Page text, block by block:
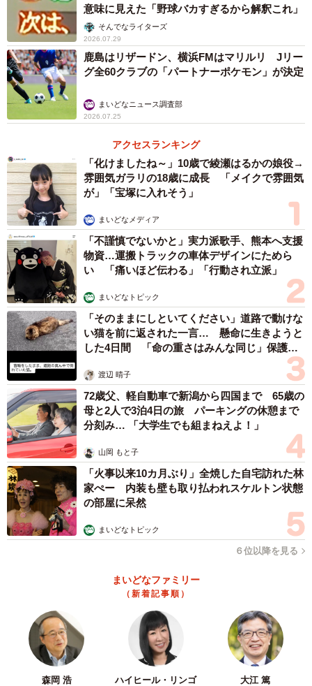
意味に見えた「野球バカすぎるから解釈これ」
そんでなライターズ
2026.07.29
鹿島はリザードン、横浜FMはマリルリ Jリー
グ全60クラブの「パートナーポケモン」が決定
まいどなニュース調査部
2026.07.25
アクセスランキング
「化けましたね～」10歳で綾瀬はるかの娘役→
雰囲気ガラリの18歳に成長 「メイクで雰囲気
が」「宝塚に入れそう」
まいどなメディア
「不謹慎でないかと」実力派歌手、熊本へ支援
物資…運搬トラックの車体デザインにためら
い 「痛いほど伝わる」「行動され立派」
まいどなトピック
「そのままにしといてください」道路で動けな
い猫を前に返された一言… 懸命に生きようと
した4日間 「命の重さはみんな同じ」保護団
渡辺 晴子
72歳父、軽自動車で新潟から四国まで 65歳の
母と2人で3泊4日の旅 パーキングの休憩まで
分刻み… 「大学生でも組まねえよ！」
山岡 もと子
「火事以来10カ月ぶり」全焼した自宅訪れた林
家ぺー 内装も壁も取り払われスケルトン状態
の部屋に呆然
まいどなトピック
６位以降を見る
まいどなファミリー
（新着記事順）
森岡 浩 ハイヒール・リンゴ 大江 篤